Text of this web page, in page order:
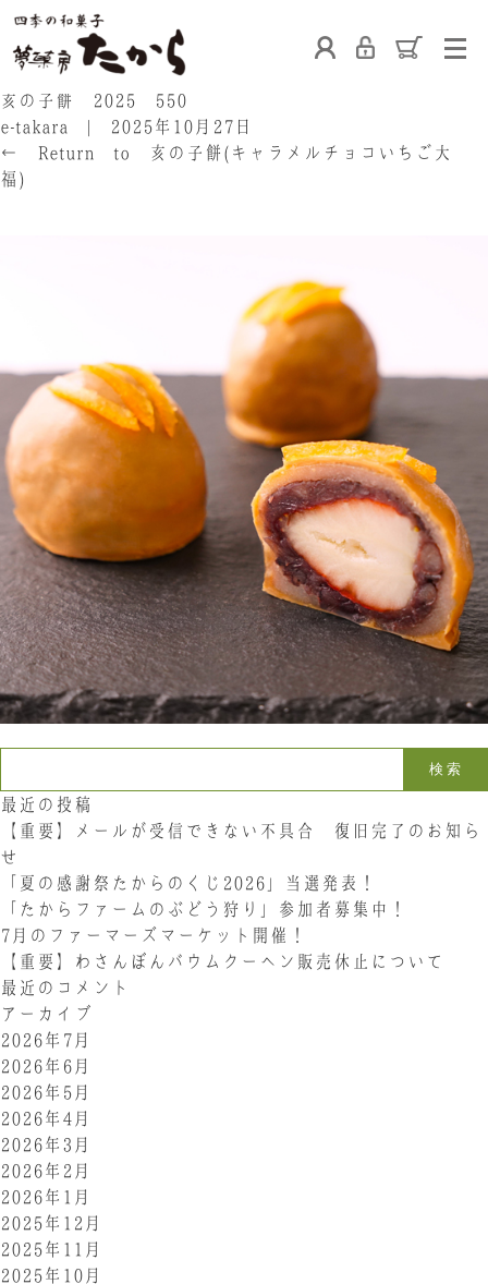
ホーム
たからについて 店舗案内
ブログ 会社概要 採用情報
お問い合わせ
LINE Instagram Twitter
お問い合わせ
〒761-0101 香川県高松市春日町214
087-844-8801（受付時間 8:30〜17:30）
亥の子餅 2025 550
e-takara
2025年10月27日
←
Return to 亥の子餅(キャラメルチョコいちご大
福)
最近の投稿
【重要】メールが受信できない不具合 復旧完了のお知ら
せ
「夏の感謝祭たからのくじ2026」当選発表！
「たからファームのぶどう狩り」参加者募集中！
7月のファーマーズマーケット開催！
【重要】わさんぼんバウムクーヘン販売休止について
最近のコメント
アーカイブ
2026年7月
2026年6月
2026年5月
2026年4月
2026年3月
2026年2月
2026年1月
2025年12月
2025年11月
2025年10月